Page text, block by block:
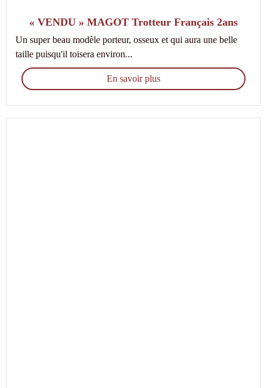
« VENDU » MAGOT Trotteur Français 2ans
Un super beau modèle porteur, osseux et qui aura une belle
taille puisqu'il toisera environ...
En savoir plus